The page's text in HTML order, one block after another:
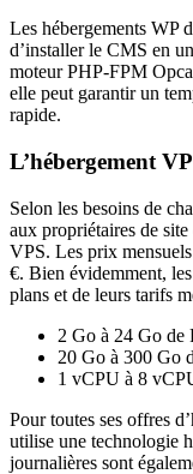
Les hébergements WP
d’installer le CMS en
moteur PHP-FPM
elle peut garantir un
rapide.
L’hébergement
Selon les besoins de
aux propriétaires de
VPS. Les prix
€. Bien évidemment,
plans et de leurs tarifs
2 Go à 24 Go de
20 Go à 300 Go
1 vCPU à 8
Pour toutes ses offres
utilise une technologie
journalières sont